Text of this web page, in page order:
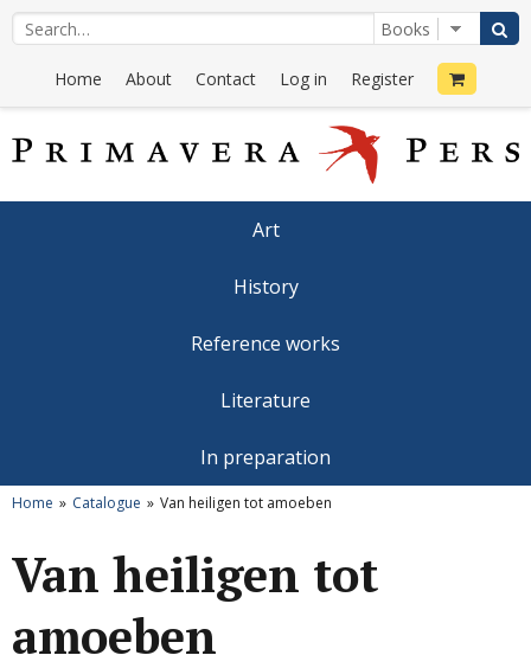
Home About Contact Log in Register
Art
History
Reference works
Literature
In preparation
Home Catalogue Van heiligen tot amoeben
Van heiligen tot
amoeben